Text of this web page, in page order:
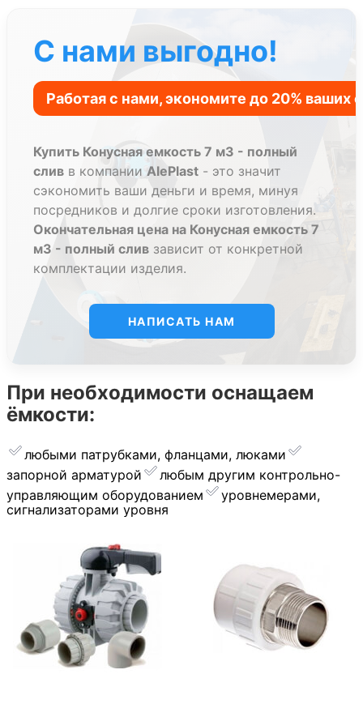
С нами выгодно!
Купить Конусная емкость 7 м3 - полный
слив в компании AlePlast - это значит
сэкономить ваши деньги и время, минуя
посредников и долгие сроки изготовления.
Окончательная цена на Конусная емкость 7
м3 - полный слив зависит от конкретной
комплектации изделия.
НАПИСАТЬ НАМ
При необходимости оснащаем
ёмкости:
любыми патрубками, фланцами, люками
запорной арматурой
︎любым другим контрольно-
управляющим оборудованием
уровнемерами,
сигнализаторами уровня